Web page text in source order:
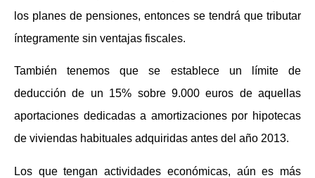
los planes de pensiones, entonces se tendrá que tributar
íntegramente sin ventajas fiscales.
También tenemos que se establece un límite de
deducción de un 15% sobre 9.000 euros de aquellas
aportaciones dedicadas a amortizaciones por hipotecas
de viviendas habituales adquiridas antes del año 2013.
Los que tengan actividades económicas, aún es más